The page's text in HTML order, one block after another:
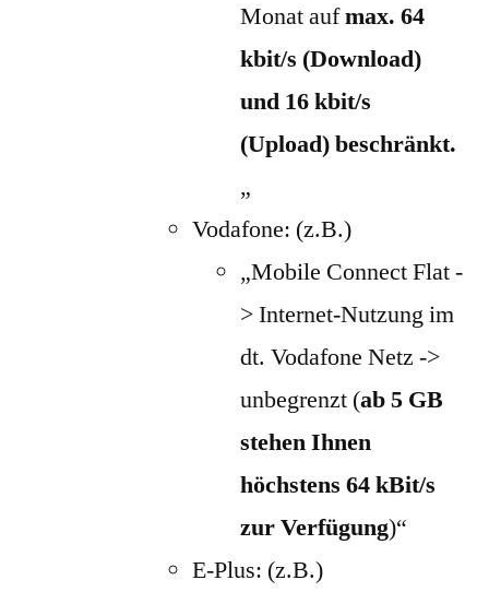
Monat aufmax. 64
kbit/s (Download)
und 16 kbit/s
(Upload) beschränkt.
„
Vodafone: (z.B.)
„Mobile Connect Flat -
> Internet-Nutzung im
dt. Vodafone Netz ->
unbegrenzt (ab 5 GB
stehen Ihnen
höchstens 64 kBit/s
zur Verfügung)“
E-Plus: (z.B.)